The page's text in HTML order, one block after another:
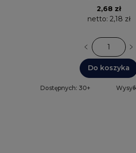
2,68 zł
netto: 2,18 zł
Do koszyka
Dostępnych: 30+